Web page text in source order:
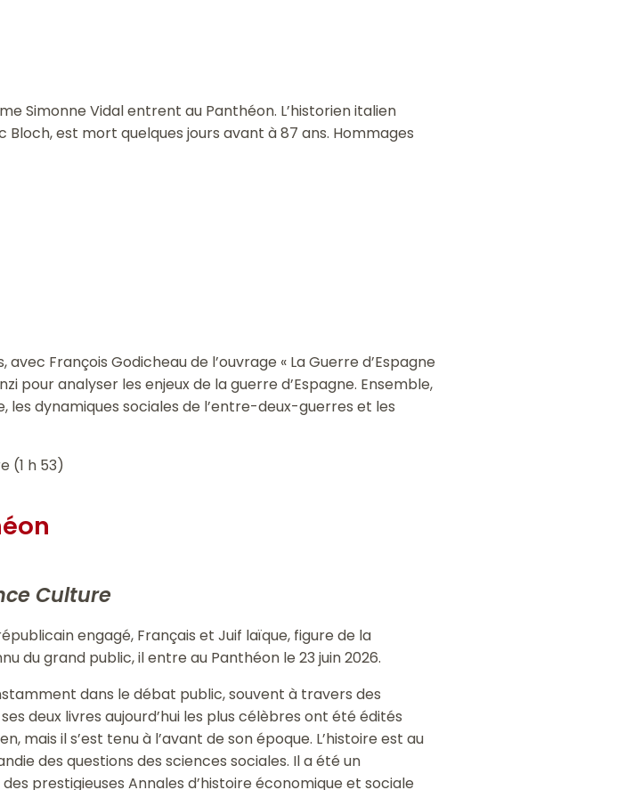
Simonne Vidal entrent au Panthéon. L’historien italien
est mort quelques jours avant à 87 ans. Hommages
François Godicheau de l’ouvrage « La Guerre d’Espagne
pour analyser les enjeux de la guerre d’Espagne. Ensemble,
dynamiques sociales de l’entre-deux-guerres et les
(1 h 53)
Culture
engagé, Français et Juif laïque, figure de la
du grand public, il entre au Panthéon le 23 juin 2026.
dans le débat public, souvent à travers des
deux livres aujourd’hui les plus célèbres ont été édités
il s’est tenu à l’avant de son époque. L’histoire est au
des questions des sciences sociales. Il a été un
prestigieuses Annales d’histoire économique et sociale